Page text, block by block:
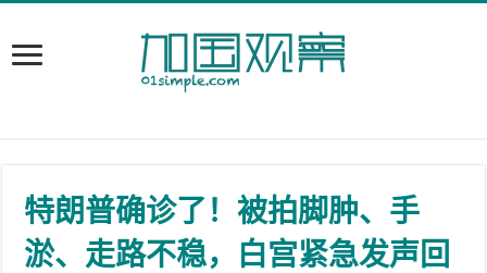
特朗普确诊了！被拍脚肿、手
淤、走路不稳，白宫紧急发声回